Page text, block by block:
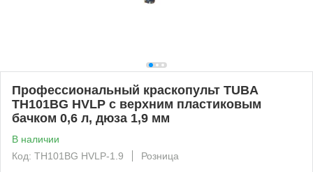
Профессиональный краскопульт TUBA
TH101BG НVLP с верхним пластиковым
бачком 0,6 л, дюза 1,9 мм
В наличии
Код: TH101BG HVLP-1.9
Розница